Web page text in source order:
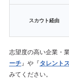
スカウト経由
志望度の高い企業・
ーチ』や『タレント
みてください。